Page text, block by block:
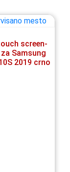
screen-
za Samsung
2019 crno